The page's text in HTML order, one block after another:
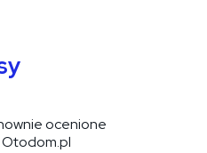
ocenione
Otodom.pl